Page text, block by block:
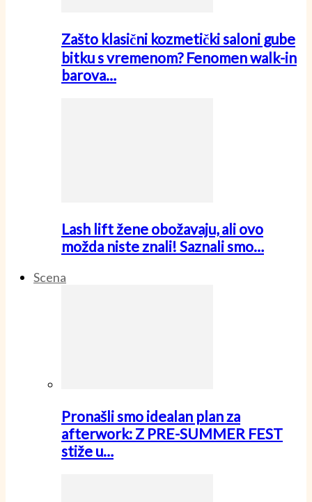
Zašto klasični kozmetički saloni gube
bitku s vremenom? Fenomen walk-in
barova…
Lash lift žene obožavaju, ali ovo
možda niste znali! Saznali smo…
Scena
Pronašli smo idealan plan za
afterwork: Z PRE-SUMMER FEST
stiže u…